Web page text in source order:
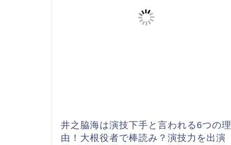
井之脇海は演技下手と言われる6つの理
由！大根役者で棒読み？演技力を出演